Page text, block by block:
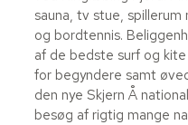
sauna, tv stue,
og bordtennis.
af de bedste surf og
for begyndere samt
den nye Skjern Å
besøg af rigtig mange